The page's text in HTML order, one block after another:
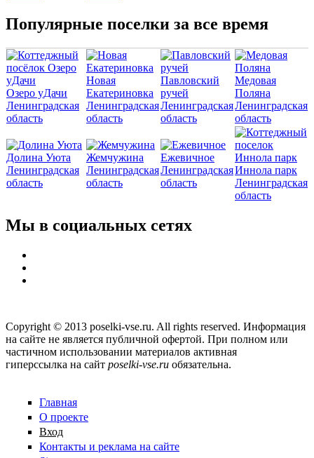
Популярные поселки за все время
Озеро уДачи
Ленинградская
область
Новая
Екатериновка
Ленинградская
область
Павловский
ручей
Ленинградская
область
Медовая
Поляна
Ленинградская
область
Долина Уюта
Ленинградская
область
Жемчужина
Ленинградская
область
Ежевичное
Ленинградская
область
Иннола парк
Ленинградская
область
Мы в социальных сетях
Copyright © 2013 poselki-vse.ru. All rights reserved. Информация
на сайте не является публичной офертой. При полном или
частичном использовании материалов активная
гиперссылка на сайт poselki-vse.ru​ обязательна.
Главная
О проекте
Вход
Контакты и реклама на сайте